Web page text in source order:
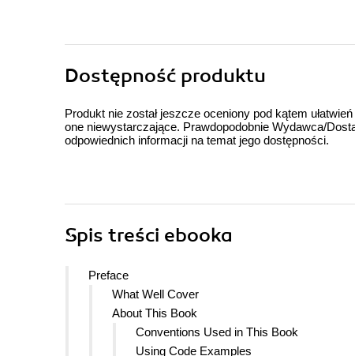
Dostępność produktu
Produkt nie został jeszcze oceniony pod kątem
one niewystarczające. Prawdopodobnie Wydawca/
odpowiednich informacji na temat jego dostępności.
Spis treści ebooka
Preface
What Well Cover
About This Book
Conventions Used in This Book
Using Code Examples